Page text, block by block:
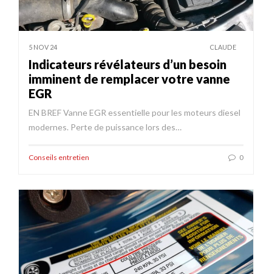
5 NOV 24 CLAUDE
Indicateurs révélateurs d’un besoin
imminent de remplacer votre vanne
EGR
EN BREF Vanne EGR essentielle pour les moteurs diesel
modernes. Perte de puissance lors des…
Conseils entretien 0